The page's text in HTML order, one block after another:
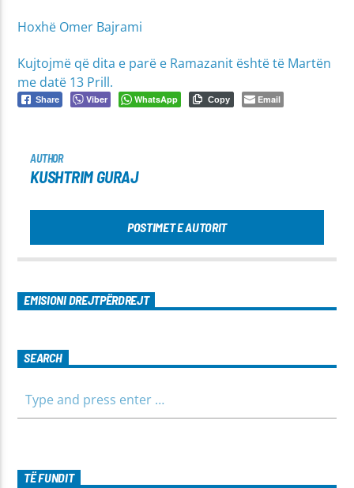
Hoxhë Omer Bajrami
Kujtojmë që dita e parë e Ramazanit është të Martën
me datë 13 Prill.
Share Viber WhatsApp Copy Email
AUTHOR
KUSHTRIM GURAJ
POSTIMET E AUTORIT
EMISIONI DREJTPËRDREJT
SEARCH
TË FUNDIT